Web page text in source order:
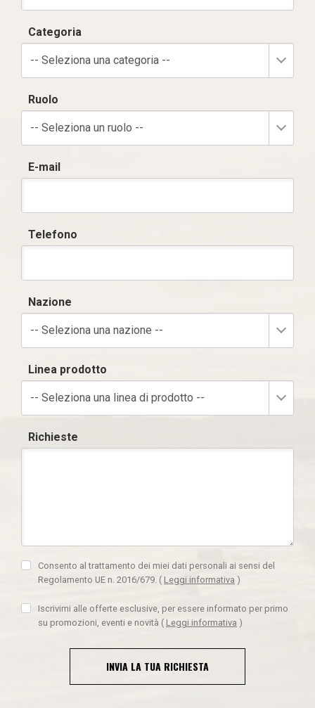
Categoria
-- Seleziona una categoria --
Ruolo
-- Seleziona un ruolo --
E-mail
Telefono
Nazione
-- Seleziona una nazione --
Linea prodotto
-- Seleziona una linea di prodotto --
Richieste
Consento al trattamento dei miei dati personali ai sensi del
Regolamento UE n. 2016/679. ( Leggi informativa )
Iscrivimi alle offerte esclusive, per essere informato per primo
su promozioni, eventi e novità ( Leggi informativa )
INVIA LA TUA RICHIESTA